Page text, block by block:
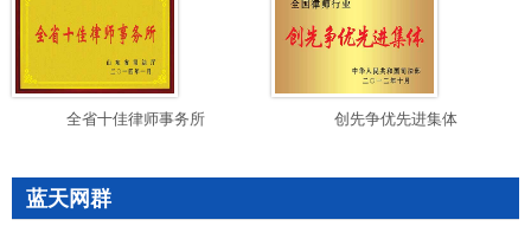
全省十佳律师事务所 创先争优先进集体
蓝天网群